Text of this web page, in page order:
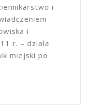
i
i
r. – działa
miejski po